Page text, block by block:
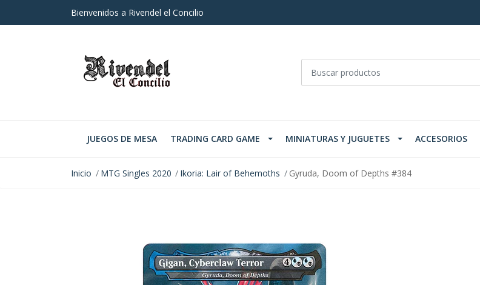
Bienvenidos a Rivendel el Concilio
JUEGOS DE MESA TRADING CARD GAME MINIATURAS Y JUGUETES ACCESORIOS
Inicio MTG Singles 2020 Ikoria: Lair of Behemoths Gyruda, Doom of Depths #384